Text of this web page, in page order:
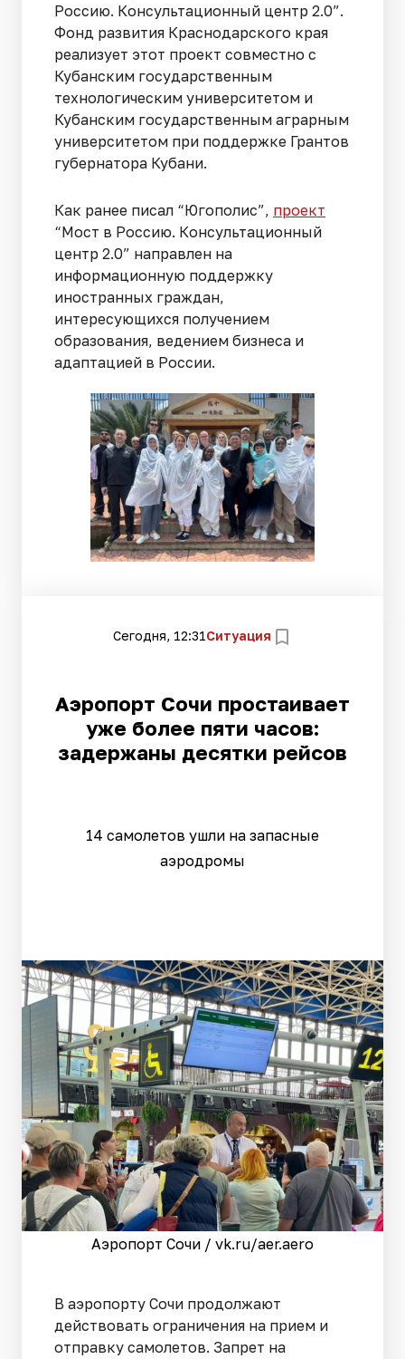
Россию. Консультационный центр 2.0”.
Фонд развития Краснодарского края
реализует этот проект совместно с
Кубанским государственным
технологическим университетом и
Кубанским государственным аграрным
университетом при поддержке Грантов
губернатора Кубани.
Как ранее писал “Югополис”, проект
“Мост в Россию. Консультационный
центр 2.0” направлен на
информационную поддержку
иностранных граждан,
интересующихся получением
образования, ведением бизнеса и
адаптацией в России.
Сегодня, 12:31Ситуация
Аэропорт Сочи простаивает
уже более пяти часов:
задержаны десятки рейсов
14 самолетов ушли на запасные
аэродромы
Аэропорт Сочи / vk.ru/aer.aero
В аэропорту Сочи продолжают
действовать ограничения на прием и
отправку самолетов. Запрет на